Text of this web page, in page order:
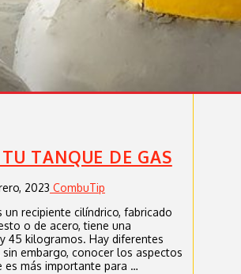
TANQUE DE GAS
2023 CombuTip‬
un recipiente cilíndrico, fabricado
o de acero, tiene una
45 kilogramos. Hay diferentes
embargo, conocer los aspectos
es más importante para …